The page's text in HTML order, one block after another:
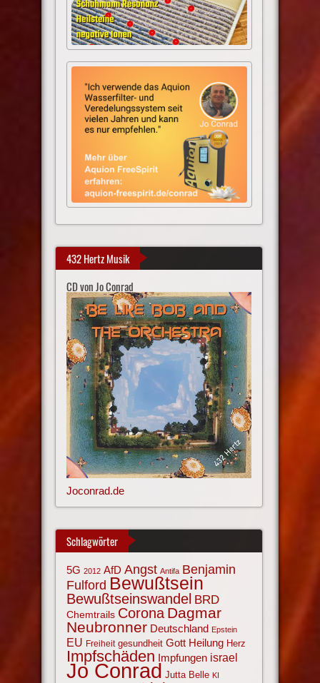
432 Hertz Musik
CD von Jo Conrad
Joconrad.de
Schlagwörter
5G 2012 AfD Angst Antifa Benjamin
Fulford Bewußtsein
Bewußtseinswandel BRD
Chemtrails Corona Dagmar
Neubronner Deutschland Epstein
EU Freiheit gesundheit Gott Heilung Herz
Impfschäden Impfungen israel
Jo Conrad Jutta Belle KI